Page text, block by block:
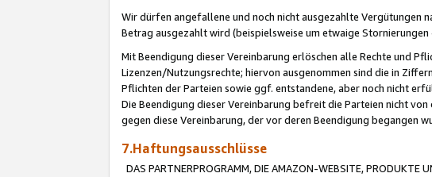
Wir dürfen angefallene und noch nicht ausgezahlte Vergütungen
Betrag ausgezahlt wird (beispielsweise um etwaige Stornierungen
Mit Beendigung dieser Vereinbarung erlöschen alle Rechte und
Lizenzen/Nutzungsrechte; hiervon ausgenommen sind die in
Pflichten der Parteien sowie ggf. entstandene, aber noch nicht
Die Beendigung dieser Vereinbarung befreit die Parteien nicht
gegen diese Vereinbarung, der vor deren Beendigung begangen
7.Haftungsausschlüsse
DAS PARTNERPROGRAMM, DIE AMAZON-WEBSITE, PRODUKTE